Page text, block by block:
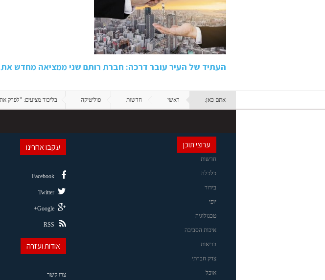
העתיד של העיר עובר דרכה: חברת רותם שני ממציאה מחדש
אתם כאן: ראשי חדשות פוליטיקה בליכוד מציעים: "לפרק
ערוצי תוכן
חדשות
כלכלה
בידור
יופי
טכנולוגיה
איכות הסביבה
בריאות
צדק חברתי
אוכל
עקבו אחרינו
Facebook
Twitter
Google+
RSS
אודות ועזרה
צרו קשר